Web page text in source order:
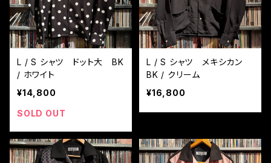
L / S シャツ ドット大 BK
/ ホワイト
¥14,800
SOLD OUT
L / S シャツ メキシカン
BK / クリーム
¥16,800